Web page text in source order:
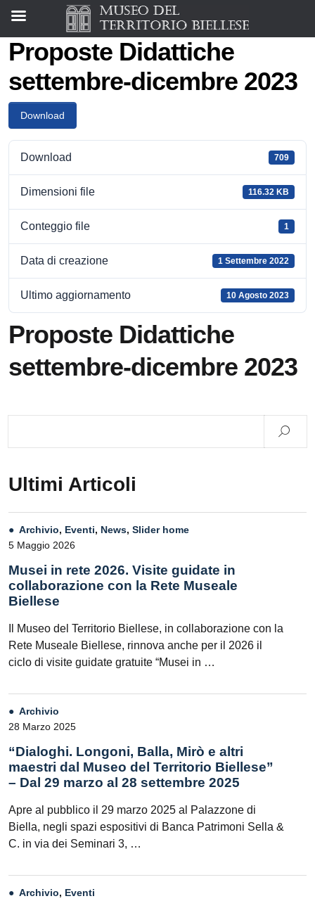
Proposte Didattiche
settembre-dicembre 2023
Download
Download 709
Dimensioni file 116.32 KB
Conteggio file 1
Data di creazione 1 Settembre 2022
Ultimo aggiornamento 10 Agosto 2023
Proposte Didattiche
settembre-dicembre 2023
Ultimi Articoli
Archivio, Eventi, News, Slider home
5 Maggio 2026
Musei in rete 2026. Visite guidate in
collaborazione con la Rete Museale
Biellese
Il Museo del Territorio Biellese, in collaborazione con la
Rete Museale Biellese, rinnova anche per il 2026 il
ciclo di visite guidate gratuite “Musei in …
Archivio
28 Marzo 2025
“Dialoghi. Longoni, Balla, Mirò e altri
maestri dal Museo del Territorio Biellese”
– Dal 29 marzo al 28 settembre 2025
Apre al pubblico il 29 marzo 2025 al Palazzone di
Biella, negli spazi espositivi di Banca Patrimoni Sella &
C. in via dei Seminari 3, …
Archivio, Eventi